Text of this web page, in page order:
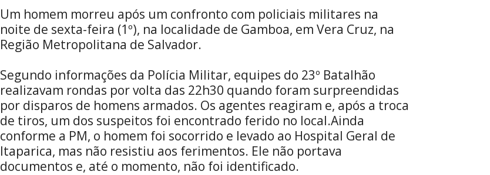
Um homem morreu após um confronto com policiais militares na
noite de sexta-feira (1º), na localidade de Gamboa, em Vera Cruz, na
Região Metropolitana de Salvador.
Segundo informações da Polícia Militar, equipes do 23º Batalhão
realizavam rondas por volta das 22h30 quando foram surpreendidas
por disparos de homens armados. Os agentes reagiram e, após a troca
de tiros, um dos suspeitos foi encontrado ferido no local.Ainda
conforme a PM, o homem foi socorrido e levado ao Hospital Geral de
Itaparica, mas não resistiu aos ferimentos. Ele não portava
documentos e, até o momento, não foi identificado.